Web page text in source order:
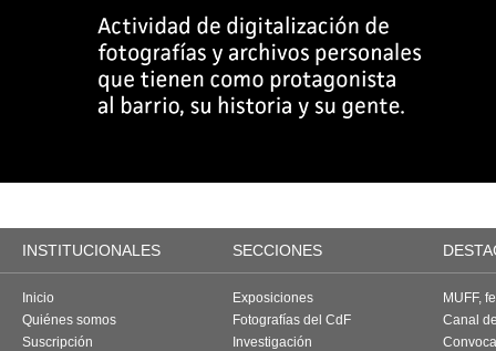
INSTITUCIONALES SECCIONES
Inicio
Quiénes somos
Suscripción
Exposiciones
Fotografías del CdF
Investigación
MUFF,
Canal